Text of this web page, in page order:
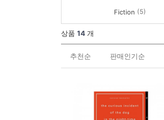
Fiction (5)
상품 14 개
추천순 판매인기순